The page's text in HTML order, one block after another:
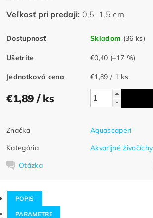
Veľkosť pri predaji: 0,5–1,5 cm
Dostupnosť Skladom (36 ks)
Ušetríte €0,40 (–17 %)
Jednotková cena €1,89 / 1 ks
€1,89/ ks
Značka
Aquascaperi
Kategória
Akvarijné živočíchy
Otázka
POPIS
PARAMETRE